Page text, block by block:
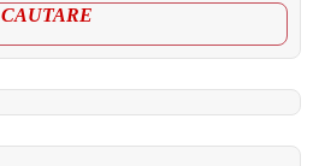
CAUTARE